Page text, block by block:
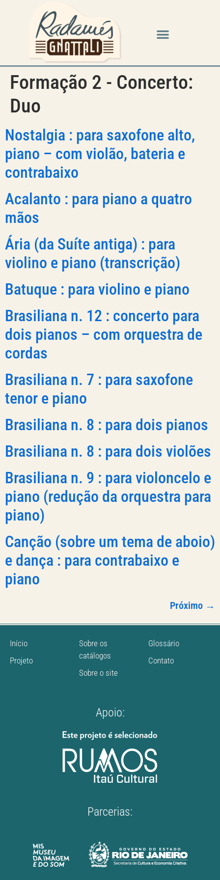
Formação 2 - Concerto:
Duo
Nostalgia : para saxofone alto,
piano – com violão, bateria e
contrabaixo
Acalanto : para piano a quatro
mãos
Ária (da Suíte antiga) : para
violino e piano (transcrição)
Batuque : para violino e piano
Brasiliana n. 12 : concerto para
dois pianos – com orquestra de
cordas
Brasiliana n. 7 : para saxofone
tenor e piano
Brasiliana n. 8 : para dois pianos
Brasiliana n. 8 : para dois violões
Brasiliana n. 9 : para violoncelo e
piano (redução da orquestra para
piano)
Canção (sobre um tema de aboio)
e dança : para contrabaixo e
piano
Próximo →
Início
Projeto
Sobre os
catálogos
Sobre o site
Glossário
Contato
Apoio:
Parcerias: